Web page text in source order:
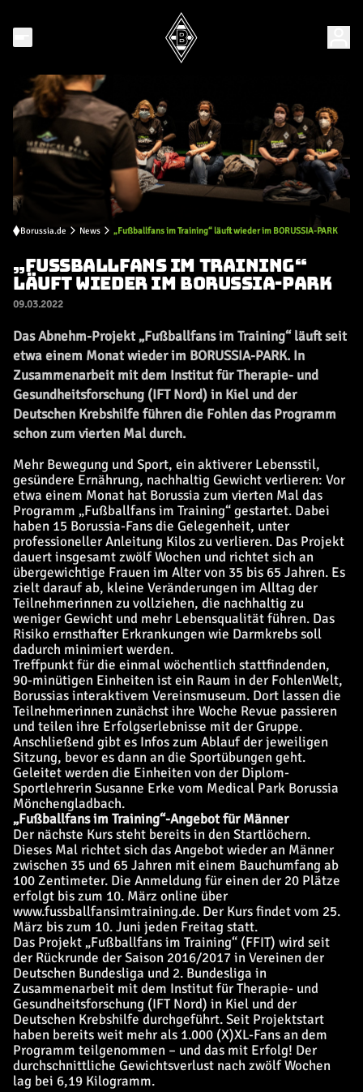
Borussia.de News „Fußballfans im Training“ läuft wieder im BORUSSIA-PARK
„FUSSBALLFANS IM TRAINING“ L
ÄUFT WIEDER IM BORUSSIA-PARK
09.03.2022
Das Abnehm-Projekt „Fußballfans im Training“ läuft seit
etwa einem Monat wieder im BORUSSIA-PARK. In
Zusammenarbeit mit dem Institut für Therapie- und
Gesundheitsforschung (IFT Nord) in Kiel und der
Deutschen Krebshilfe führen die Fohlen das Programm
schon zum vierten Mal durch.
Mehr Bewegung und Sport, ein aktiverer Lebensstil,
gesündere Ernährung, nachhaltig Gewicht verlieren: Vor
etwa einem Monat hat Borussia zum vierten Mal das
Programm „Fußballfans im Training“ gestartet. Dabei
haben 15 Borussia-Fans die Gelegenheit, unter
professioneller Anleitung Kilos zu verlieren. Das Projekt
dauert insgesamt zwölf Wochen und richtet sich an
übergewichtige Frauen im Alter von 35 bis 65 Jahren. Es
zielt darauf ab, kleine Veränderungen im Alltag der
Teilnehmerinnen zu vollziehen, die nachhaltig zu
weniger Gewicht und mehr Lebensqualität führen. Das
Risiko ernsthafter Erkrankungen wie Darmkrebs soll
dadurch minimiert werden.
Treffpunkt für die einmal wöchentlich stattfindenden,
90-minütigen Einheiten ist ein Raum in der FohlenWelt,
Borussias interaktivem Vereinsmuseum. Dort lassen die
Teilnehmerinnen zunächst ihre Woche Revue passieren
und teilen ihre Erfolgserlebnisse mit der Gruppe.
Anschließend gibt es Infos zum Ablauf der jeweiligen
Sitzung, bevor es dann an die Sportübungen geht.
Geleitet werden die Einheiten von der Diplom-
Sportlehrerin Susanne Erke vom Medical Park Borussia
Mönchengladbach.
„Fußballfans im Training“-Angebot für Männer
Der nächste Kurs steht bereits in den Startlöchern.
Dieses Mal richtet sich das Angebot wieder an Männer
zwischen 35 und 65 Jahren mit einem Bauchumfang ab
100 Zentimeter. Die Anmeldung für einen der 20 Plätze
erfolgt bis zum 10. März online über
www.fussballfansimtraining.de. Der Kurs findet vom 25.
März bis zum 10. Juni jeden Freitag statt.
Das Projekt „Fußballfans im Training“ (FFIT) wird seit
der Rückrunde der Saison 2016/2017 in Vereinen der
Deutschen Bundesliga und 2. Bundesliga in
Zusammenarbeit mit dem Institut für Therapie- und
Gesundheitsforschung (IFT Nord) in Kiel und der
Deutschen Krebshilfe durchgeführt. Seit Projektstart
haben bereits weit mehr als 1.000 (X)XL-Fans an dem
Programm teilgenommen – und das mit Erfolg! Der
durchschnittliche Gewichtsverlust nach zwölf Wochen
lag bei 6,19 Kilogramm.